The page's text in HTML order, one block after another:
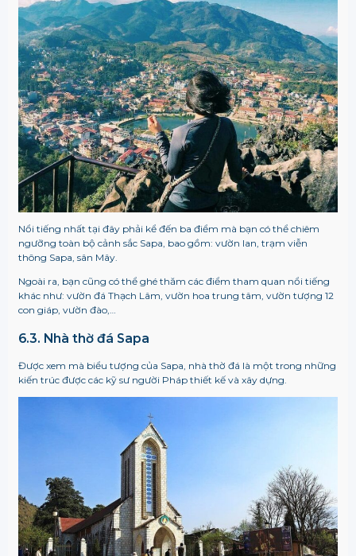
Nổi tiếng nhất tại đây phải kể đến ba điểm mà bạn có thể chiêm
ngưỡng toàn bộ cảnh sắc Sapa, bao gồm: vườn lan, trạm viễn
thông Sapa, sân Mây.
Ngoài ra, bạn cũng có thể ghé thăm các điểm tham quan nổi tiếng
khác như: vườn đá Thạch Lâm, vườn hoa trung tâm, vườn tượng 12
con giáp, vườn đào,…
6.3. Nhà thờ đá Sapa
Được xem mà biểu tượng của Sapa, nhà thờ đá là một trong những
kiến trúc được các kỹ sư người Pháp thiết kế và xây dựng.